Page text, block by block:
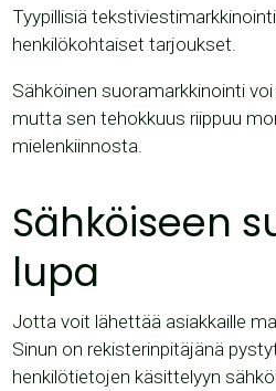
Tyypillisiä
henkilökohtaiset tarjoukset.
Sähköinen suoramarkkinointi
mutta sen tehokkuus riippuu
mielenkiinnosta.
Sähköiseen
lupa
Jotta voit lähettää asiakkaille
Sinun on rekisterinpitäjänä
henkilötietojen käsittelyyn